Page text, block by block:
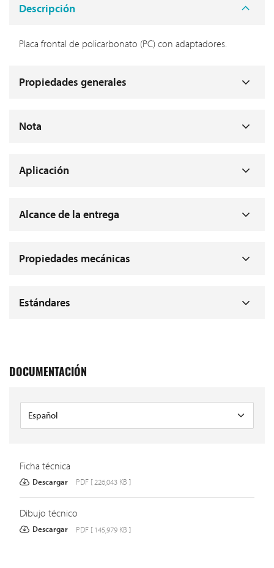
Descripción
Placa frontal de policarbonato (PC) con adaptadores.
Propiedades generales
Nota
Aplicación
Alcance de la entrega
Propiedades mecánicas
Estándares
DOCUMENTACIÓN
Ficha técnica
Descargar PDF [ 226,043 KB ]
Dibujo técnico
Descargar PDF [ 145,979 KB ]